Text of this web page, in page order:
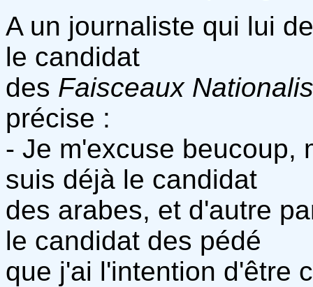
A un journaliste qui lui
le candidat
des Faisceaux
précise :
- Je m'excuse beucoup,
suis déjà le candidat
des arabes, et d'autre
le candidat des pédé
que j'ai l'intention d'être